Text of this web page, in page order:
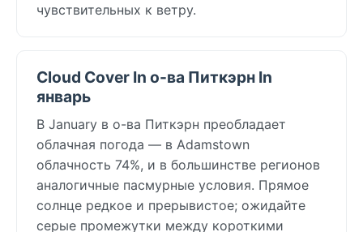
чувствительных к ветру.
Cloud Cover In о-ва Питкэрн In
январь
В January в о-ва Питкэрн преобладает
облачная погода — в Adamstown
облачность 74%, и в большинстве регионов
аналогичные пасмурные условия. Прямое
солнце редкое и прерывистое; ожидайте
серые промежутки между короткими